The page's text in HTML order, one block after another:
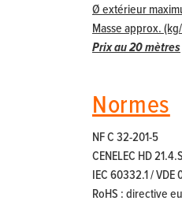
Ø extérieur
Masse approx.
Prix au 20 mètres
Normes
NF C 32-201-5
CENELEC HD
IEC 60332.1 /
RoHS : directive